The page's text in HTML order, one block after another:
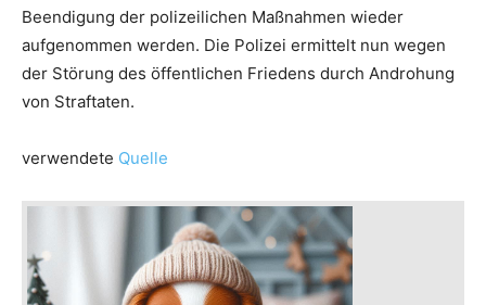
Beendigung der polizeilichen Maßnahmen wieder
aufgenommen werden. Die Polizei ermittelt nun wegen
der Störung des öffentlichen Friedens durch Androhung
von Straftaten.
verwendete Quelle